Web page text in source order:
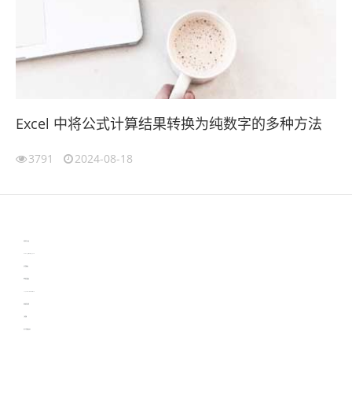
Excel 中将公式计算结果转换为纯数字的多种方法
3791 2024-08-18